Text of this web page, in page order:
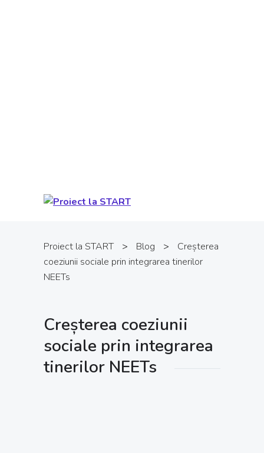
Proiect la START > Blog >
Creșterea
coeziunii sociale prin integrarea tinerilor
NEETs
Creșterea coeziunii
sociale prin integrarea
tinerilor NEETs